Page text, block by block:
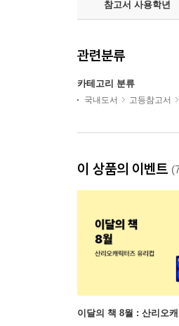
참고서 사용학년
관련분류
카테고리 분류
국내도서 고등참고서
이 상품의 이벤트
이달의 책 8월 : 산리오